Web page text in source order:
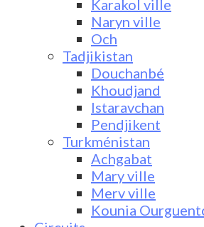
Karakol ville
Naryn ville
Och
Tadjikistan
Douchanbé
Khoudjand
Istaravchan
Pendjikent
Turkménistan
Achgabat
Mary ville
Merv ville
Kounia